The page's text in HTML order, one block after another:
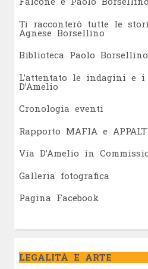
Ti racconterò tutte le
Agnese Borsellino
Biblioteca Paolo Borsellino
L’attentato le indagini e
D’Amelio
Cronologia eventi
Rapporto MAFIA e
Via D’Amelio in
Galleria fotografica
Pagina Facebook
LEGALITÀ E ARTE